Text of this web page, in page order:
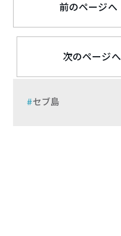
前のページへ
次のページへ
セブ島